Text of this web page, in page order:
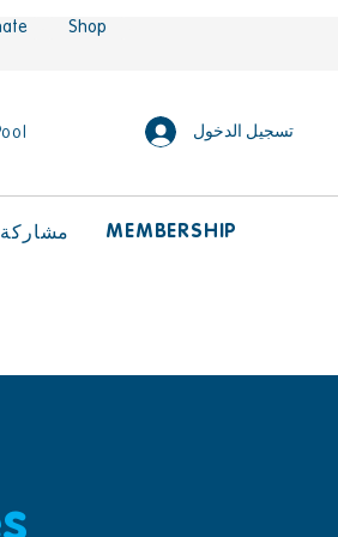
Shop
تسجيل الدخول
مشاركة MEMBERSHIP